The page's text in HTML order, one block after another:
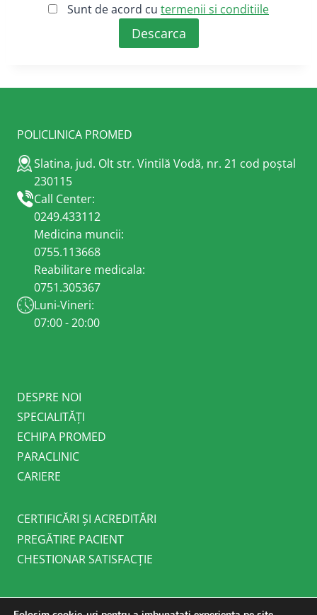
Sunt de acord cu termenii si conditiile
POLICLINICA PROMED
Slatina, jud. Olt str. Vintilă Vodă, nr. 21 cod poștal
230115
Call Center:
0249.433112
Medicina muncii:
0755.113668
Reabilitare medicala:
0751.305367
Luni-Vineri:
07:00 - 20:00
DESPRE NOI
SPECIALITĂȚI
ECHIPA PROMED
PARACLINIC
CARIERE
CERTIFICĂRI ȘI ACREDITĂRI
PREGĂTIRE PACIENT
CHESTIONAR SATISFACȚIE